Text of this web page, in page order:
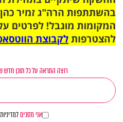
בהשתתפות הרה"ג זמיר
המקומות מוגבל! לפרטים
להצטרפותלקבוצת
רוצה התראה על כל תוכן חדש
אני מסכים